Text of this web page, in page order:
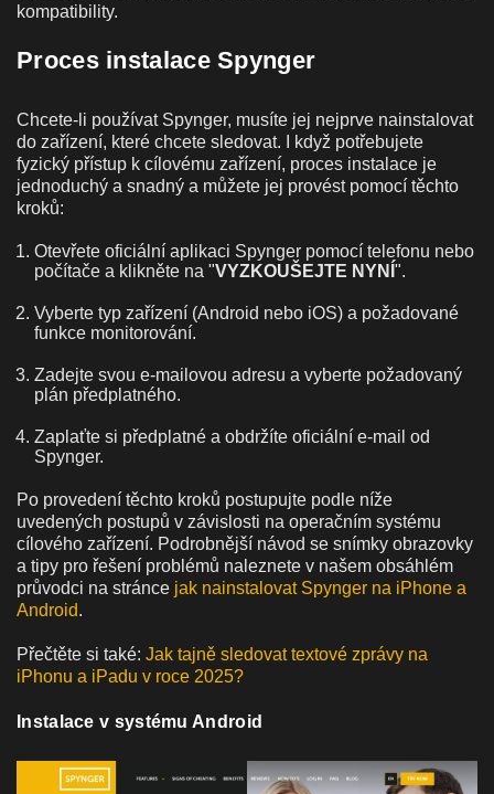
kompatibility.
Proces instalace Spynger
Chcete-li používat Spynger, musíte jej nejprve nainstalovat
do zařízení, které chcete sledovat. I když potřebujete
fyzický přístup k cílovému zařízení, proces instalace je
jednoduchý a snadný a můžete jej provést pomocí těchto
kroků:
Otevřete oficiální aplikaci Spynger pomocí telefonu nebo
počítače a klikněte na "VYZKOUŠEJTE NYNÍ ".
Vyberte typ zařízení (Android nebo iOS) a požadované
funkce monitorování.
Zadejte svou e-mailovou adresu a vyberte požadovaný
plán předplatného.
Zaplaťte si předplatné a obdržíte oficiální e-mail od
Spynger.
Po provedení těchto kroků postupujte podle níže
uvedených postupů v závislosti na operačním systému
cílového zařízení. Podrobnější návod se snímky obrazovky
a tipy pro řešení problémů naleznete v našem obsáhlém
průvodci na stránce jak nainstalovat Spynger na iPhone a
Android.
Přečtěte si také: Jak tajně sledovat textové zprávy na
iPhonu a iPadu v roce 2025?
Instalace v systému Android